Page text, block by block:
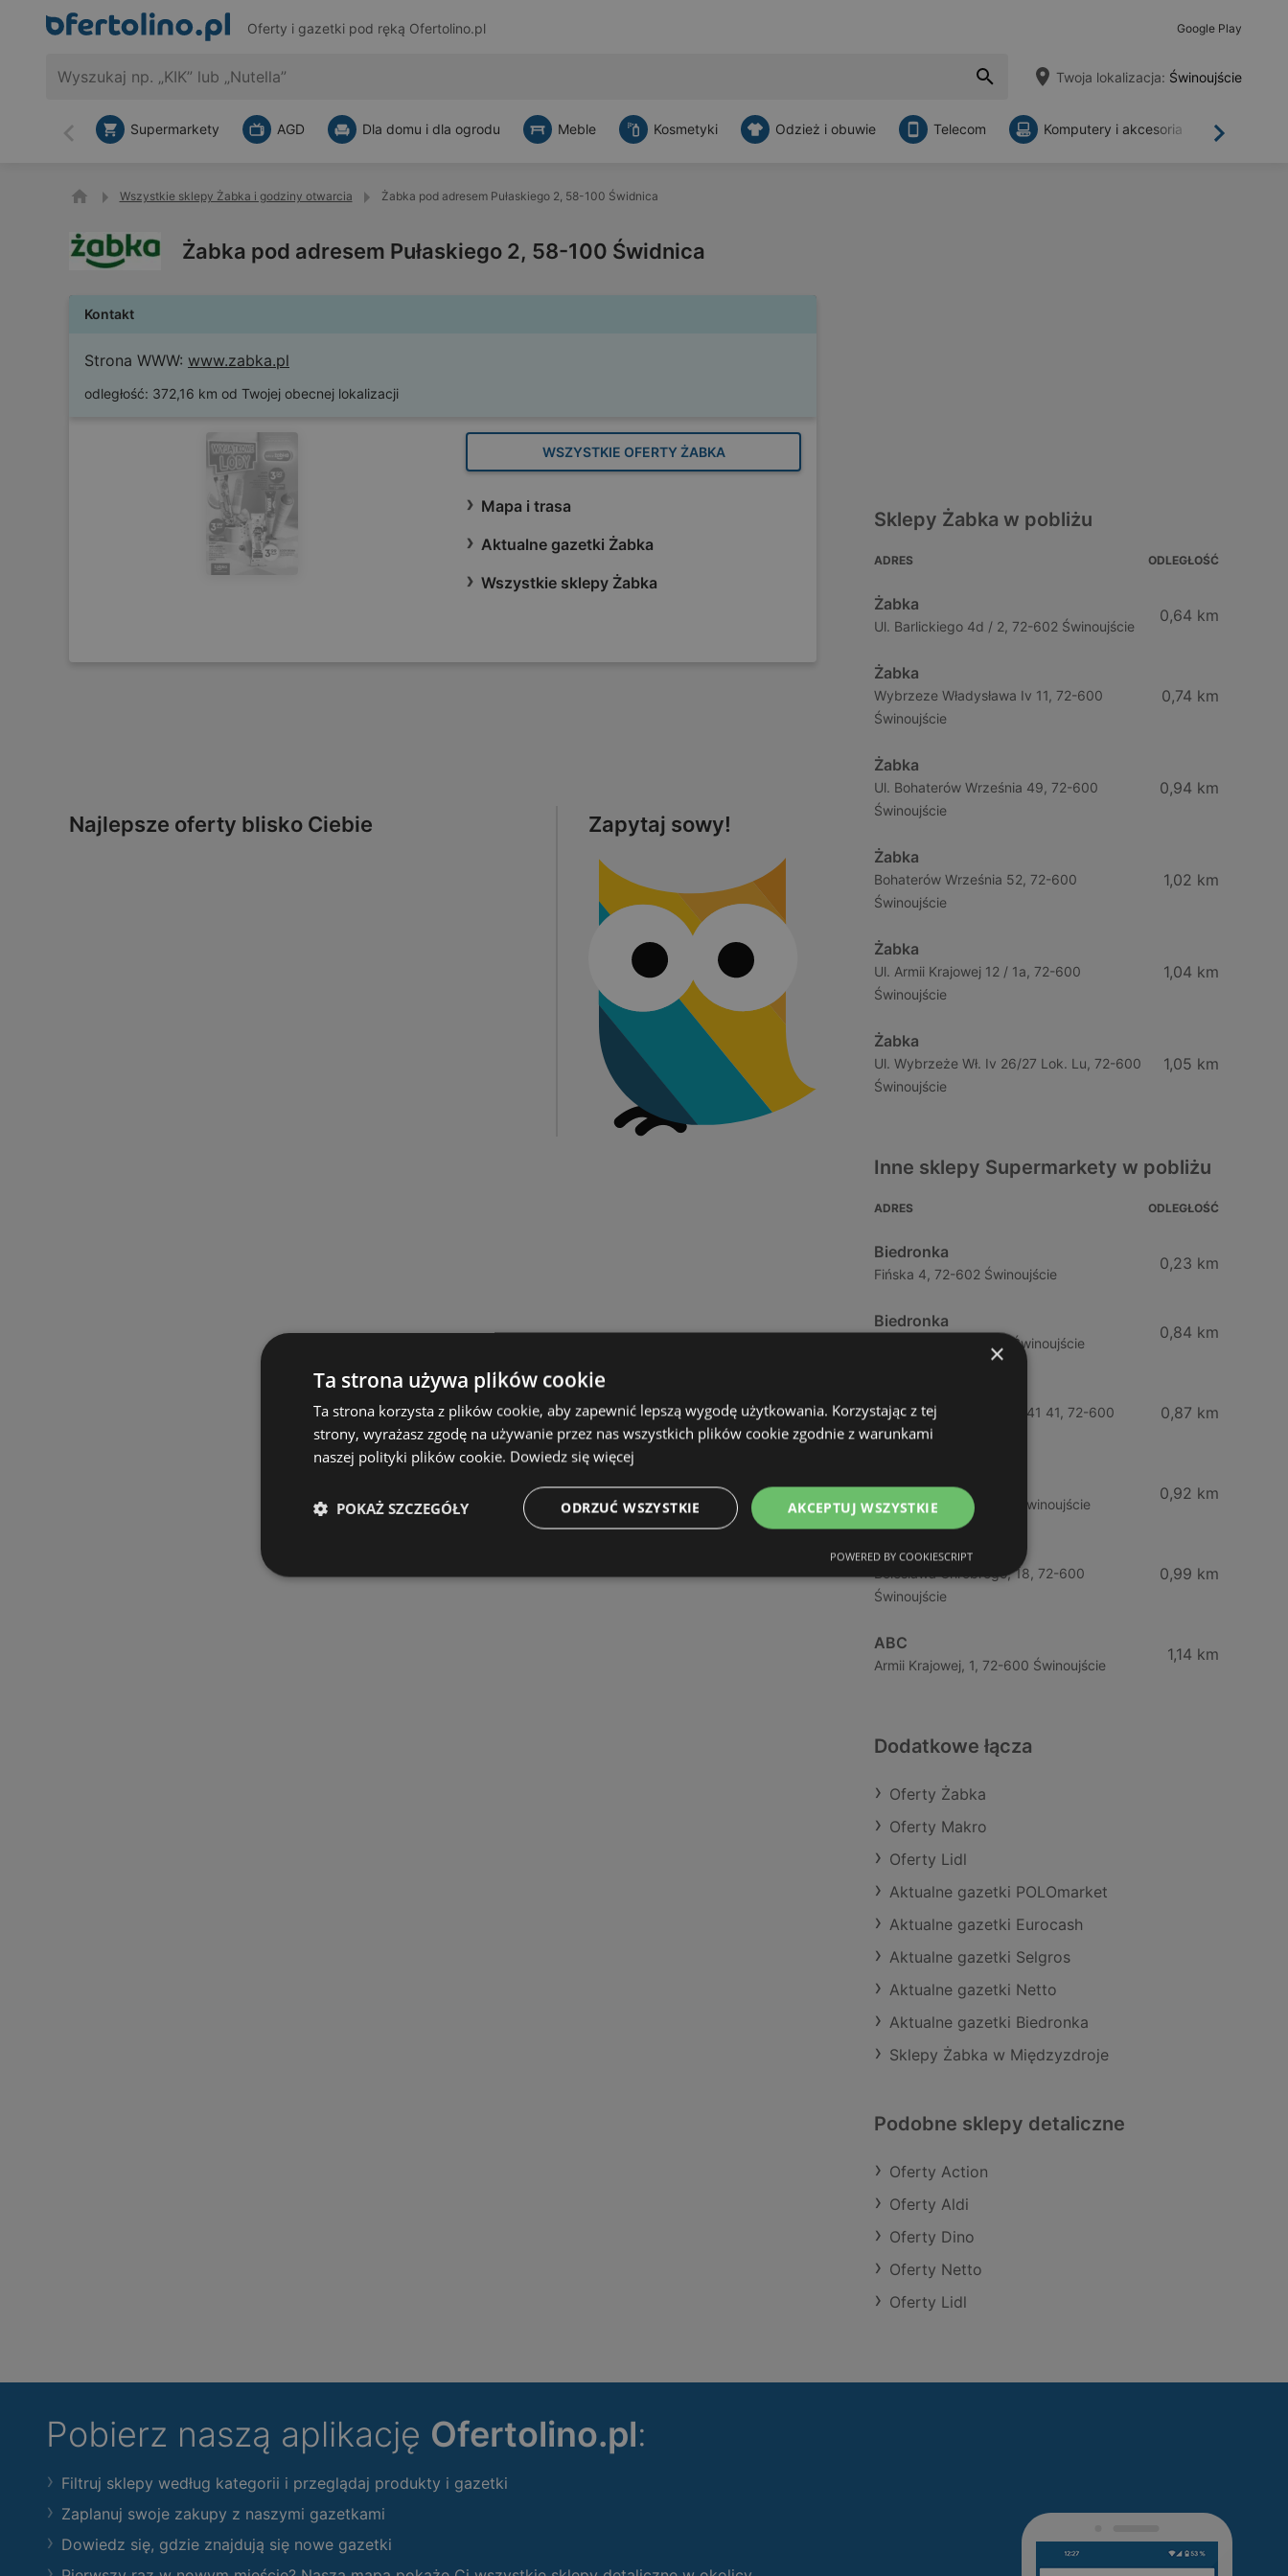
Oferty i gazetki pod ręką Ofertolino.pl Google Play
Twoja lokalizacja: Świnoujście
Wstecz Dalej
Supermarkety AGD Dla domu i dla ogrodu Meble Kosmetyki Odzież i obuwie Telecom Komputery i akcesoria
Wszystkie sklepy Żabka i godziny otwarcia Żabka pod adresem Pułaskiego 2, 58-100 Świdnica
Żabka pod adresem Pułaskiego 2, 58-100 Świdnica
Kontakt
Strona WWW: www.zabka.pl
odległość: 372,16 km od Twojej obecnej lokalizacji
WSZYSTKIE OFERTY ŻABKA
Mapa i trasa
Aktualne gazetki Żabka
Wszystkie sklepy Żabka
Najlepsze oferty blisko Ciebie Zapytaj sowy!
Sklepy Żabka w pobliżu
ADRES ODLEGŁOŚĆ
Żabka
Ul. Barlickiego 4d / 2, 72-602 Świnoujście
0,64 km
Żabka
Wybrzeze Władysława Iv 11, 72-600
Świnoujście
0,74 km
Żabka
Ul. Bohaterów Września 49, 72-600
Świnoujście
0,94 km
Żabka
Bohaterów Września 52, 72-600
Świnoujście
1,02 km
Żabka
Ul. Armii Krajowej 12 / 1a, 72-600
Świnoujście
1,04 km
Żabka
Ul. Wybrzeże Wł. Iv 26/27 Lok. Lu, 72-600
Świnoujście
1,05 km
Inne sklepy Supermarkety w pobliżu
ADRES ODLEGŁOŚĆ
Biedronka
Fińska 4, 72-602 Świnoujście
0,23 km
Biedronka
Chrobrego 9, 72-600 Świnoujście
0,84 km
Ul. Bohaterów Września 41 41, 72-600
Świnoujście
0,87 km
ABC
Barlickiego, 4, 72-600 Świnoujście
0,92 km
ABC
Bolesława Chrobrego, 18, 72-600
Świnoujście
0,99 km
ABC
Armii Krajowej, 1, 72-600 Świnoujście
1,14 km
Dodatkowe łącza
Oferty Żabka
Oferty Makro
Oferty Lidl
Aktualne gazetki POLOmarket
Aktualne gazetki Eurocash
Aktualne gazetki Selgros
Aktualne gazetki Netto
Aktualne gazetki Biedronka
Sklepy Żabka w Międzyzdroje
Podobne sklepy detaliczne
Oferty Action
Oferty Aldi
Oferty Dino
Oferty Netto
Oferty Lidl
Pobierz naszą aplikację Ofertolino.pl:
Filtruj sklepy według kategorii i przeglądaj produkty i gazetki
Zaplanuj swoje zakupy z naszymi gazetkami
Dowiedz się, gdzie znajdują się nowe gazetki
×
Ta strona używa plików cookie
Ta strona korzysta z plików cookie, aby zapewnić lepszą wygodę użytkowania. Korzystając z tej
strony, wyrażasz zgodę na używanie przez nas wszystkich plików cookie zgodnie z warunkami
naszej polityki plików cookie. Dowiedz się więcej
AKCEPTUJ WSZYSTKIE
ODRZUĆ WSZYSTKIE
POKAŻ SZCZEGÓŁY
POWERED BY COOKIESCRIPT